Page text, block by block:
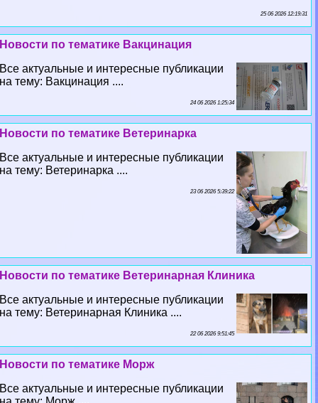
25 06 2026 12:19:31
Новости по тематике Вакцинация
Все актуальные и интересные публикации
на тему: Вакцинация ....
24 06 2026 1:25:34
Новости по тематике Ветеринарка
Все актуальные и интересные публикации
на тему: Ветеринарка ....
23 06 2026 5:39:22
Новости по тематике Ветеринарная Клиника
Все актуальные и интересные публикации
на тему: Ветеринарная Клиника ....
22 06 2026 9:51:45
Новости по тематике Морж
Все актуальные и интересные публикации